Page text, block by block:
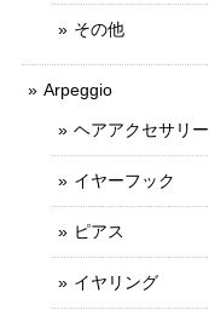
その他
Arpeggio
ヘアアクセサリー
イヤーフック
ピアス
イヤリング